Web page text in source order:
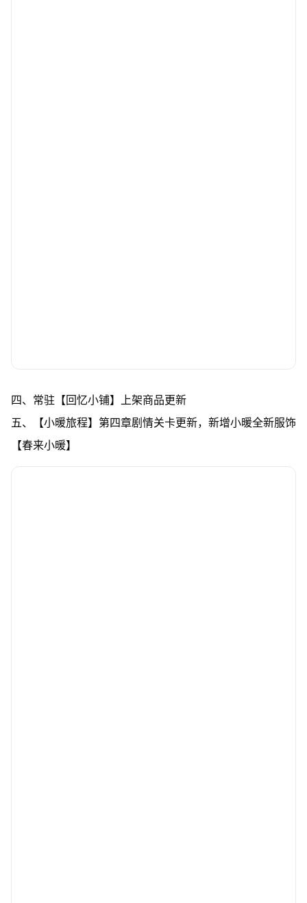
四、常驻【回忆小铺】上架商品更新
五、【小暖旅程】第四章剧情关卡更新，新增小暖全新服饰
【春来小暖】